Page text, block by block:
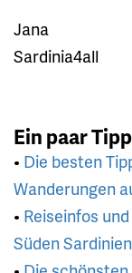
Jana
Sardinia4all
Ein paar
• Die besten
Wanderungen
• Reiseinfos
Süden